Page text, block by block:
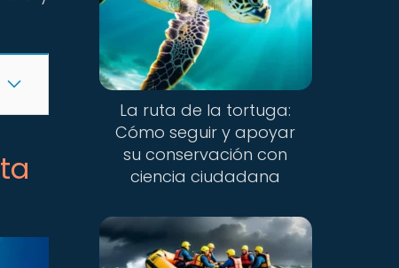
La ruta de la tortuga:
Cómo seguir y apoyar
su conservación con
ciencia ciudadana